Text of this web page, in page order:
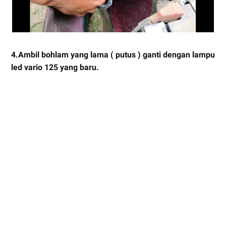
4.Ambil bohlam yang lama ( putus ) ganti dengan lampu
led vario 125 yang baru.